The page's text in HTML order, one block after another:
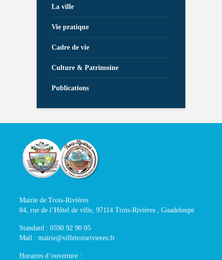
La ville
Vie pratique
Cadre de vie
Culture & Patrimoine
Publications
Mairie de Trois-Rivières
84, rue de l’Hôtel de ville, 97114 Trois-Rivières , Guadeloupe
Standard : 0590 92 90 05
Mail : mairie@villetroisrivieres.fr
Horaires d’ouverture :